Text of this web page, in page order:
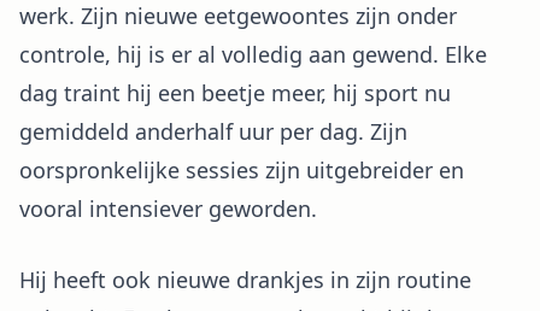
werk. Zijn nieuwe eetgewoontes zijn onder
controle, hij is er al volledig aan gewend. Elke
dag traint hij een beetje meer, hij sport nu
gemiddeld anderhalf uur per dag. Zijn
oorspronkelijke sessies zijn uitgebreider en
vooral intensiever geworden.
Hij heeft ook nieuwe drankjes in zijn routine